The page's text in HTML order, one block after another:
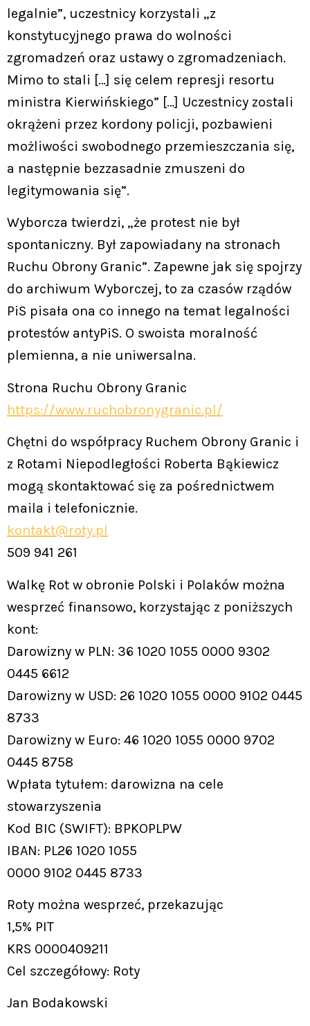
legalnie”, uczestnicy korzystali „z
konstytucyjnego prawa do wolności
zgromadzeń oraz ustawy o zgromadzeniach.
Mimo to stali […] się celem represji resortu
ministra Kierwińskiego” […] Uczestnicy zostali
okrążeni przez kordony policji, pozbawieni
możliwości swobodnego przemieszczania się,
a następnie bezzasadnie zmuszeni do
legitymowania się”.
Wyborcza twierdzi, „że protest nie był
spontaniczny. Był zapowiadany na stronach
Ruchu Obrony Granic”. Zapewne jak się spojrzy
do archiwum Wyborczej, to za czasów rządów
PiS pisała ona co innego na temat legalności
protestów antyPiS. O swoista moralność
plemienna, a nie uniwersalna.
Strona Ruchu Obrony Granic
https://www.ruchobronygranic.pl/
Chętni do współpracy Ruchem Obrony Granic i
z Rotami Niepodległości Roberta Bąkiewicz
mogą skontaktować się za pośrednictwem
maila i telefonicznie.
kontakt@roty.pl
509 941 261
Walkę Rot w obronie Polski i Polaków można
wesprzeć finansowo, korzystając z poniższych
kont:
Darowizny w PLN: 36 1020 1055 0000 9302
0445 6612
Darowizny w USD: 26 1020 1055 0000 9102 0445
8733
Darowizny w Euro: 46 1020 1055 0000 9702
0445 8758
Wpłata tytułem: darowizna na cele
stowarzyszenia
Kod BIC (SWIFT): BPKOPLPW
IBAN: PL26 1020 1055
0000 9102 0445 8733
Roty można wesprzeć, przekazując
1,5% PIT
KRS 0000409211
Cel szczegółowy: Roty
Jan Bodakowski